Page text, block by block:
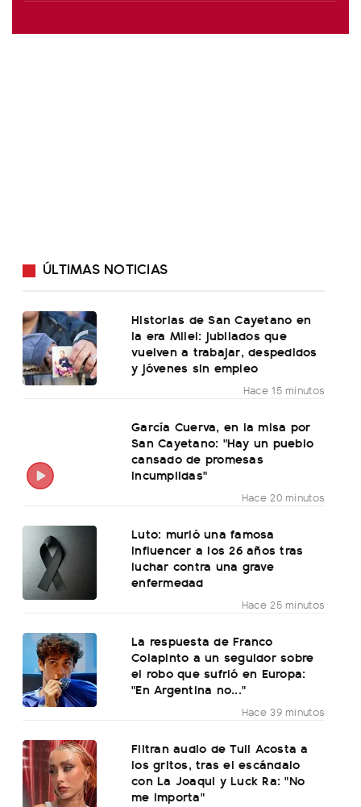
ÚLTIMAS NOTICIAS
Historias de San Cayetano en
la era Milei: jubilados que
vuelven a trabajar, despedidos
y jóvenes sin empleo
Hace 15 minutos
García Cuerva, en la misa por
San Cayetano: "Hay un pueblo
cansado de promesas
incumplidas"
Hace 20 minutos
Luto: murió una famosa
influencer a los 26 años tras
luchar contra una grave
enfermedad
Hace 25 minutos
La respuesta de Franco
Colapinto a un seguidor sobre
el robo que sufrió en Europa:
"En Argentina no..."
Hace 39 minutos
Filtran audio de Tuli Acosta a
los gritos, tras el escándalo
con La Joaqui y Luck Ra: "No
me importa"